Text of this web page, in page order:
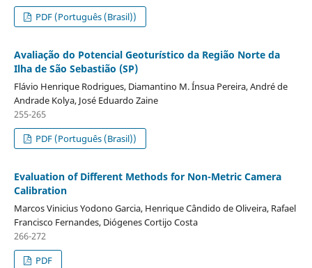
PDF (Português (Brasil))
Avaliação do Potencial Geoturístico da Região Norte da
Ilha de São Sebastião (SP)
Flávio Henrique Rodrigues, Diamantino M. Ínsua Pereira, André de
Andrade Kolya, José Eduardo Zaine
255-265
PDF (Português (Brasil))
Evaluation of Different Methods for Non-Metric Camera
Calibration
Marcos Vinicius Yodono Garcia, Henrique Cândido de Oliveira, Rafael
Francisco Fernandes, Diógenes Cortijo Costa
266-272
PDF